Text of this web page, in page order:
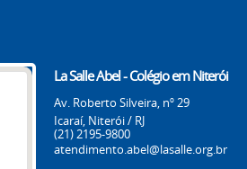
La Salle Abel - Colégio em Niterói
Av. Roberto Silveira, nº 29
Icaraí, Niterói / RJ
(21) 2195-9800
atendimento.abel@lasalle.org.br